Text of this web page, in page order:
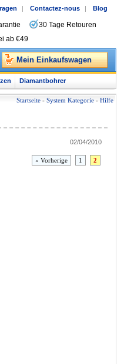
| Contactez-nous | Blog
30 Tage Retouren
ab €49
Mein Einkaufswagen
Diamantbohrer
Startseite - System Kategorie - Hilfe
02/04/2010
« Vorherige 1 2